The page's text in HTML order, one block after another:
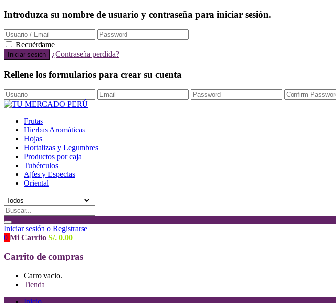
Introduzca su nombre de usuario y contraseña para iniciar sesión.
Recuérdame
¿Contraseña perdida?
Rellene los formularios para crear su cuenta
Frutas
Hierbas Aromáticas
Hojas
Hortalizas y Legumbres
Productos por caja
Tubérculos
Ajíes y Especias
Oriental
Iniciar sesión o Registrarse
0 Mi Carrito S/. 0.00
Carrito de compras
Carro vacio.
Tienda